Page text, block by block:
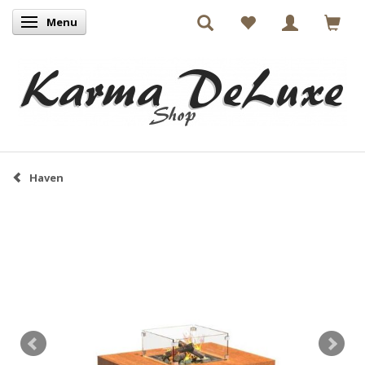
Skifte navigation
Menu
Haven